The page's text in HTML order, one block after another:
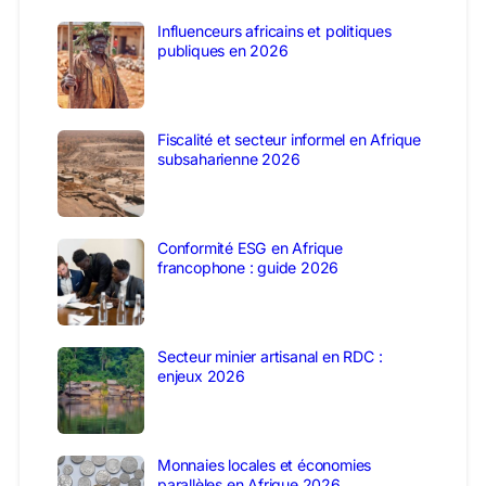
Influenceurs africains et politiques
publiques en 2026
Fiscalité et secteur informel en Afrique
subsaharienne 2026
Conformité ESG en Afrique
francophone : guide 2026
Secteur minier artisanal en RDC :
enjeux 2026
Monnaies locales et économies